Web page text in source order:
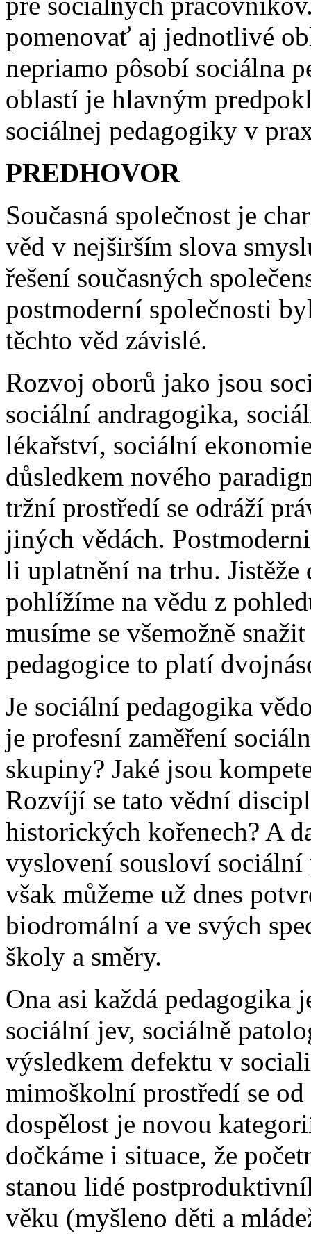
pomenovať aj jednotlivé
nepriamo pôsobí sociálna
oblastí je hlavným
sociálnej pedagogiky v
PREDHOVOR
Současná společnost je
věd v nejširším slova
řešení současných
postmoderní společnosti
těchto věd závislé.
Rozvoj oborů jako jsou
sociální andragogika,
lékařství, sociální
důsledkem nového
tržní prostředí se odráží
jiných vědách.
li uplatnění na trhu.
pohlížíme na vědu z
musíme se všemožně
pedagogice to platí
Je sociální pedagogika
je profesní zaměření
skupiny? Jaké jsou
Rozvíjí se tato vědní
historických kořenech? A
vyslovení sousloví sociální
však můžeme už dnes
biodromální a ve svých
školy a směry.
Ona asi každá
sociální jev, sociálně
výsledkem defektu v
mimoškolní prostředí se od
dospělost je novou
dočkáme i situace, že
stanou lidé
věku (myšleno děti a